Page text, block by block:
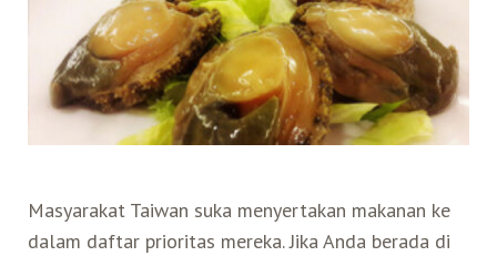
Informasi visa
Tips Wisata Taiwan
Lokawisata
Pendahuluan TaiwanSeni Budaya Lokal
HIDANGAN
GOURMET
Taiwan
suka
menyertakan
ke
Masyarakat Taiwan suka menyertakan makanan ke
dalam daftar prioritas mereka. Jika Anda berada di